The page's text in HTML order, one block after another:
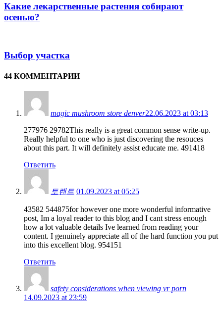
Какие лекарственные растения собирают
осенью?
Выбор участка
44 КОММЕНТАРИИ
magic mushroom store denver​22.06.2023 at 03:13
277976 29782This really is a great common sense write-up.
Really helpful to one who is just discovering the resouces
about this part. It will definitely assist educate me. 491418
Ответить
토렌트 01.09.2023 at 05:25
43582 544875for however one more wonderful informative
post, Im a loyal reader to this blog and I cant stress enough
how a lot valuable details Ive learned from reading your
content. I genuinely appreciate all of the hard function you put
into this excellent blog. 954151
Ответить
safety considerations when viewing vr porn
14.09.2023 at 23:59